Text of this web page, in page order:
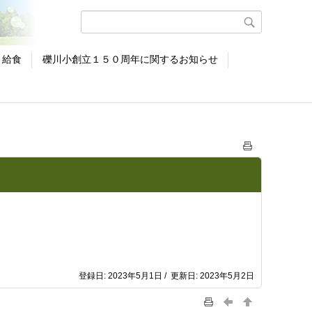
給食 礫川小創立１５０周年に関するお知らせ
登録日: 2023年5月1日 / 更新日: 2023年5月2日